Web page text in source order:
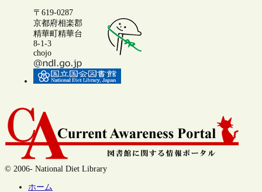
〒619-0287
京都府相楽郡
精華町精華台
8-1-3
chojo
© 2006- National Diet Library
ホーム